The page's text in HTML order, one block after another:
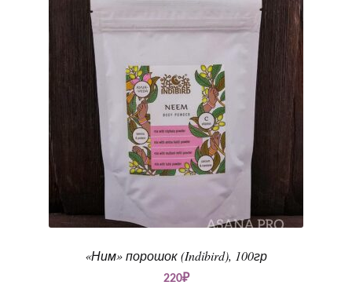
«Ним» порошок (Indibird), 100гр
220₽